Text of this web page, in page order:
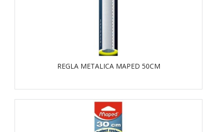
REGLA METALICA MAPED 50CM